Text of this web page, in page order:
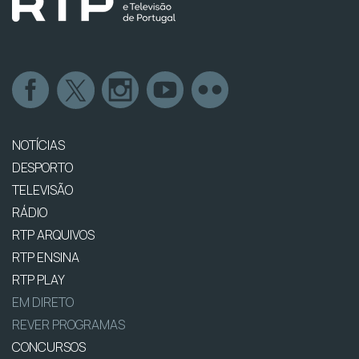
NOTÍCIAS
DESPORTO
TELEVISÃO
RÁDIO
RTP ARQUIVOS
RTP ENSINA
RTP PLAY
EM DIRETO
REVER PROGRAMAS
CONCURSOS